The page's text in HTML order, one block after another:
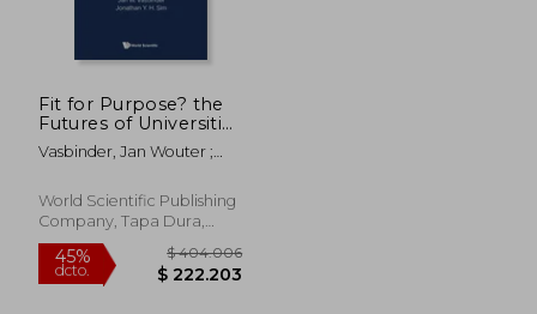
Fit for Purpose? the
Futures of Universities
(en Inglés)
Vasbinder, Jan Wouter ;
World Scientific Publishing
Company, Tapa Dura,
Nuevo